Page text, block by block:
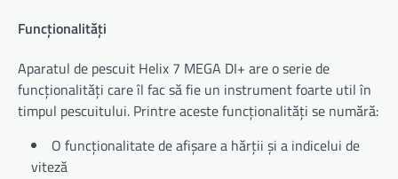
Funcționalități
Aparatul de pescuit Helix 7 MEGA DI+ are o serie de
funcționalități care îl fac să fie un instrument foarte util în
timpul pescuitului. Printre aceste funcționalități se numără:
O funcționalitate de afișare a hărții și a indicelui de
viteză